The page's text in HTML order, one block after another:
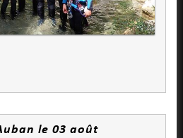
le 03 août